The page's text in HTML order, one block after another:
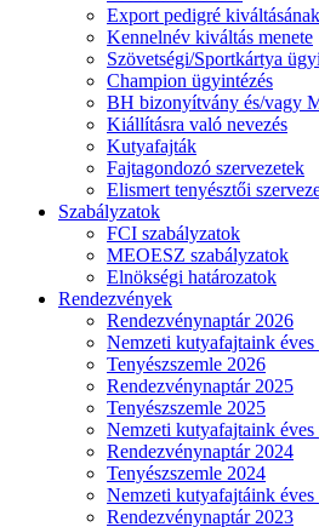
Export pedigré
Kennelnév kiváltás menete
Szövetségi/Sportkártya
Champion ügyintézés
BH bizonyítvány és/vagy
Kiállításra való nevezés
Kutyafajták
Fajtagondozó szervezetek
Elismert tenyésztői
Szabályzatok
FCI szabályzatok
MEOESZ szabályzatok
Elnökségi határozatok
Rendezvények
Rendezvénynaptár 2026
Nemzeti kutyafajtaink
Tenyészszemle 2026
Rendezvénynaptár 2025
Tenyészszemle 2025
Nemzeti kutyafajtaink
Rendezvénynaptár 2024
Tenyészszemle 2024
Nemzeti kutyafajtáink
Rendezvénynaptár 2023